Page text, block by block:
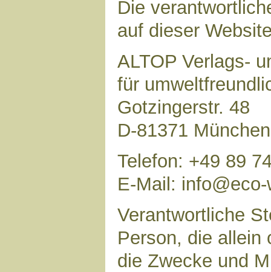
Die
auf dieser
ALTOP Verlags-
für
Gotzingerstr. 48
D-81371 München
Telefon: +49 89
E-Mail:
Verantwortliche
Person, die allein
die Zwecke und